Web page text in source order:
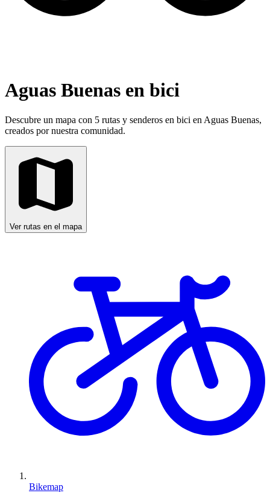
Aguas Buenas en bici
Descubre un mapa con 5 rutas y senderos en bici en Aguas Buenas,
creados por nuestra comunidad.
Ver rutas en el mapa
Bikemap